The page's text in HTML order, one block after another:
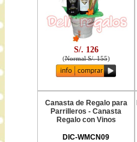
S/. 126
(Normal S/. 155)
Canasta de Regalo para
Parrilleros - Canasta
Regalo con Vinos
DIC-WMCN09